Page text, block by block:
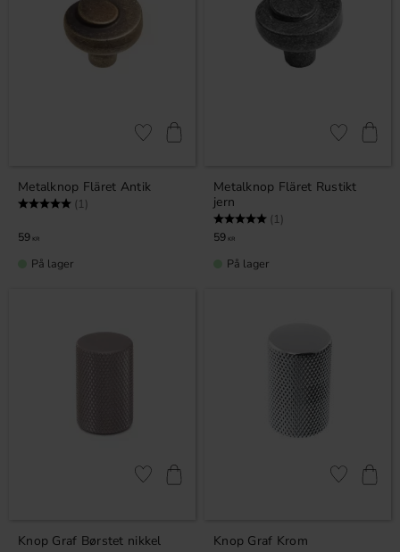
Metalknop Fläret Antik
Vurdering: (1)
59 KR
Gem som favorit
På lager
Metalknop Fläret Rustikt
jern
Vurdering: (1)
59 KR
Gem som
På lager
Knop Graf Børstet nikkel
Gem som favorit
Knop Graf Krom
Gem som